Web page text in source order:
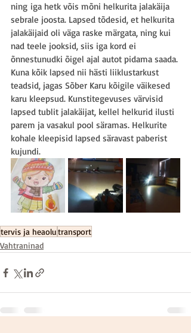
ning iga hetk võis mõni helkurita jalakäija
sebrale joosta. Lapsed tõdesid, et helkurita
jalakäijaid oli väga raske märgata, ning kui
nad teele jooksid, siis iga kord ei
õnnestunudki õigel ajal autot pidama saada.
Kuna kõik lapsed nii hästi liiklustarkust
teadsid, jagas Sõber Karu kõigile väikesed
karu kleepsud. Kunstitegevuses värvisid
lapsed tublit jalakäijat, kellel helkurid ilusti
parem ja vasakul pool säramas. Helkurite
kohale kleepisid lapsed säravast paberist
kujundi.
tervis ja heaolutransport
Vahtraninad